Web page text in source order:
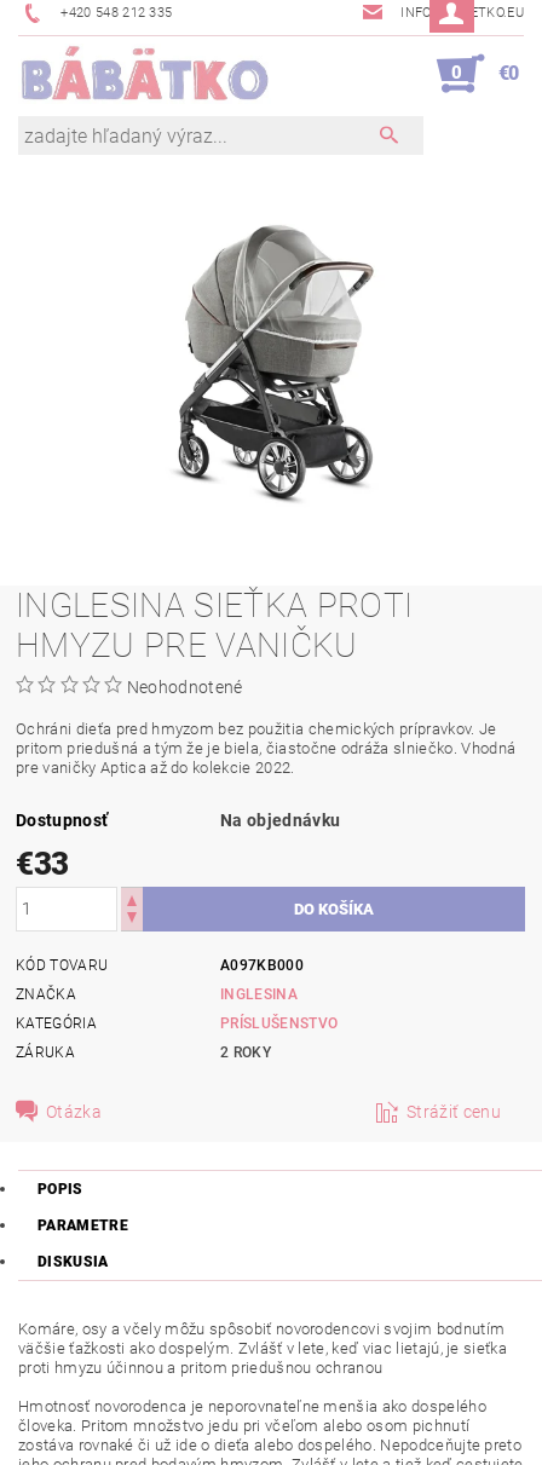
+420 548 212 335 INFO@BABETKO.EU
0 €0
INGLESINA SIEŤKA PROTI
HMYZU PRE VANIČKU
Neohodnotené
Ochráni dieťa pred hmyzom bez použitia chemických prípravkov. Je
pritom priedušná a tým že je biela, čiastočne odráža slniečko. Vhodná
pre vaničky Aptica až do kolekcie 2022.
Dostupnosť Na objednávku
€33
KÓD TOVARU
A097KB000
ZNAČKA
INGLESINA
KATEGÓRIA
PRÍSLUŠENSTVO
ZÁRUKA
2 ROKY
Otázka Strážiť cenu
POPIS
PARAMETRE
DISKUSIA
Komáre, osy a včely môžu spôsobiť novorodencovi svojim bodnutím
väčšie ťažkosti ako dospelým. Zvlášť v lete, keď viac lietajú, je sieťka
proti hmyzu účinnou a pritom priedušnou ochranou
Hmotnosť novorodenca je neporovnateľne menšia ako dospelého
človeka. Pritom množstvo jedu pri včeľom alebo osom pichnutí
zostáva rovnaké či už ide o dieťa alebo dospelého. Nepodceňujte preto